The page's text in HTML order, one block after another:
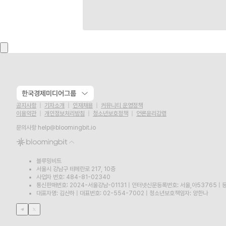
한국경제미디어그룹
공지사항 기자소개 인재채용
커뮤니티 운영정책
이용약관
개인정보처리방침 청소년보호정책
언론윤리강령
문의사항 help@bloomingbit.io
블루밍비트
서울시 강남구 테헤란로 217, 10층
사업자 번호: 484-81-02340
통신판매번호: 2024-서울강남-01131
인터넷신문등록번호: 서울,아53765
대표자명: 김산하
대표번호: 02-554-7002 청소년보호책임자: 양한나